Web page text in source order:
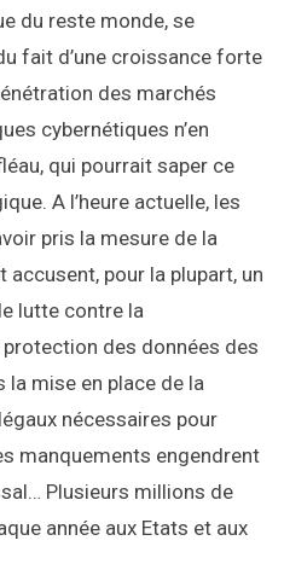
du reste monde, se
fait d’une croissance forte
des marchés
cybernétiques n’en
qui pourrait saper ce
A l’heure actuelle, les
pris la mesure de la
pour la plupart, un
lutte contre la
des données des
mise en place de la
nécessaires pour
manquements engendrent
Plusieurs millions de
année aux Etats et aux